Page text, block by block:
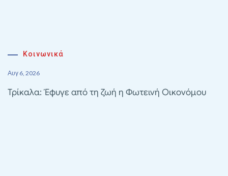
Κοινωνικά
Αυγ 6, 2026
Τρίκαλα: Έφυγε από τη ζωή η Φωτεινή Οικονόμου